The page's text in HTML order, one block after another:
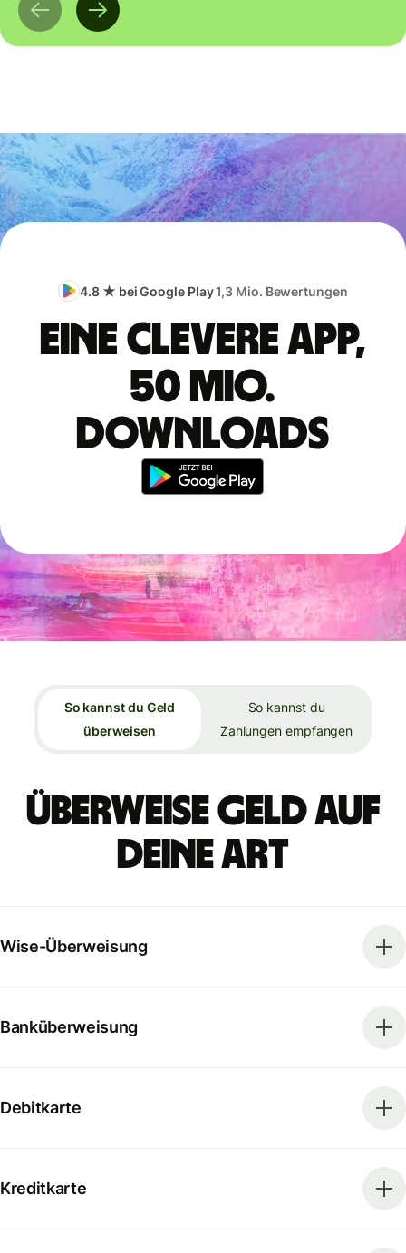
4.8 ★ bei Google Play1,3 Mio. Bewertungen
Eine clevere App,
50 Mio.
Downloads
So kannst du Geld
überweisen
So kannst du
Zahlungen empfangen
Überweise Geld auf
deine Art
Wise-Überweisung
Banküberweisung
Debitkarte
Kreditkarte